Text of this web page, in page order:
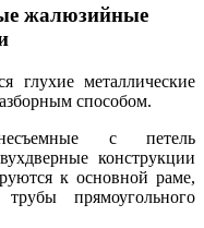
жалюзийные
глухие металлические
способом.
с петель
конструкции
к основной раме,
прямоугольного